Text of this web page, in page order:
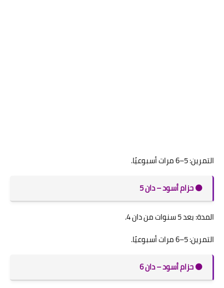
التمرين: 5–6 مرات أسبوعيًا.
⚫️ حزام أسود – دان 5
المدة: بعد 5 سنوات من دان 4.
التمرين: 5–6 مرات أسبوعيًا.
⚫️ حزام أسود – دان 6